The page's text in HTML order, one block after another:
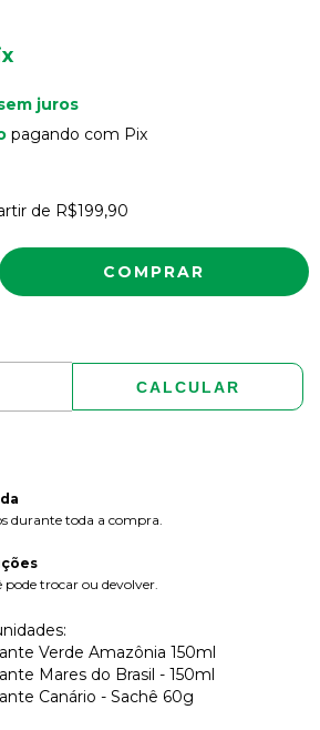
juros
pagando com Pix
de R$199,90
CALCULAR
durante toda a compra.
pode trocar ou devolver.
Verde Amazônia 150ml
Mares do Brasil - 150ml
Canário - Sachê 60g